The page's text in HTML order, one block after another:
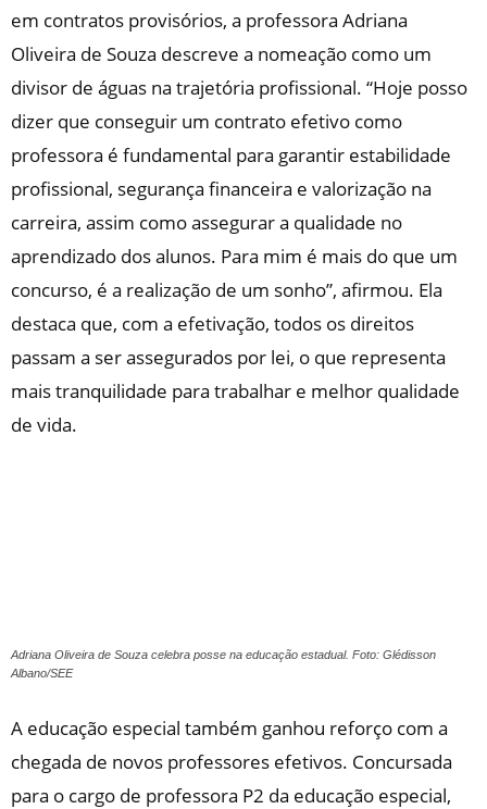
em contratos provisórios, a professora Adriana
Oliveira de Souza descreve a nomeação como um
divisor de águas na trajetória profissional. “Hoje posso
dizer que conseguir um contrato efetivo como
professora é fundamental para garantir estabilidade
profissional, segurança financeira e valorização na
carreira, assim como assegurar a qualidade no
aprendizado dos alunos. Para mim é mais do que um
concurso, é a realização de um sonho”, afirmou. Ela
destaca que, com a efetivação, todos os direitos
passam a ser assegurados por lei, o que representa
mais tranquilidade para trabalhar e melhor qualidade
de vida.
Adriana Oliveira de Souza celebra posse na educação estadual. Foto: Glédisson
Albano/SEE
A educação especial também ganhou reforço com a
chegada de novos professores efetivos. Concursada
para o cargo de professora P2 da educação especial,